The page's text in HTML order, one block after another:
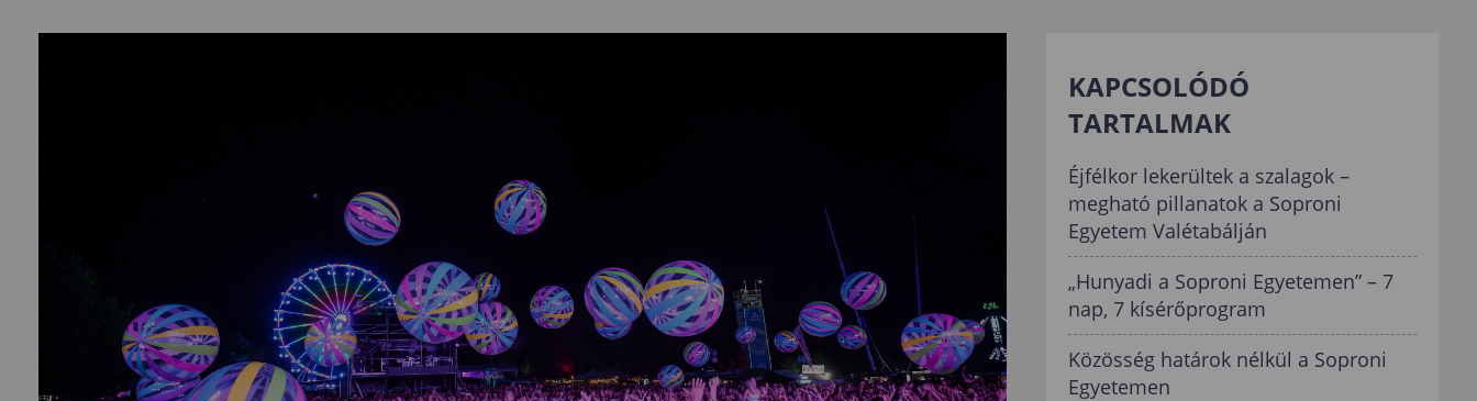
KAPCSOLÓDÓ
TARTALMAK
Éjfélkor lekerültek a szalagok –
megható pillanatok a Soproni
Egyetem Valétabálján
„Hunyadi a Soproni Egyetemen” – 7
nap, 7 kísérőprogram
Közösség határok nélkül a Soproni
Egyetemen